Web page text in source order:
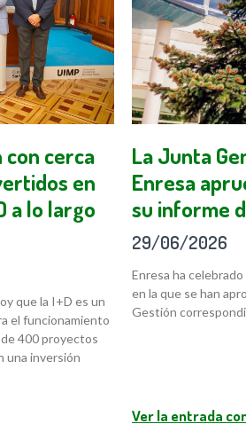
con cerca
en
a lo largo
que la I+D es un
el funcionamiento
400 proyectos
una inversión
La Junta
Enresa
su informe
29/06/2026
Enresa ha
en la que se han
Gestión
Ver la entrada